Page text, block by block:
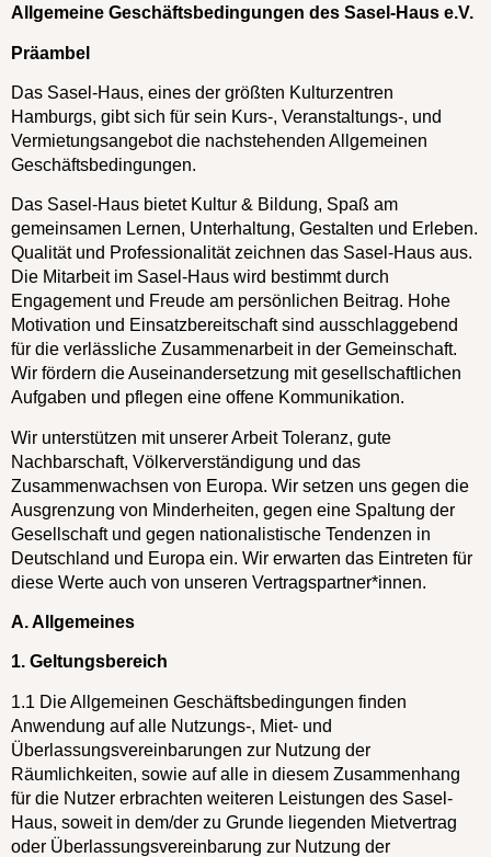
Allgemeine Geschäftsbedingungen des Sasel-Haus e.V.
Präambel
Das Sasel-Haus, eines der größten Kulturzentren
Hamburgs, gibt sich für sein Kurs-, Veranstaltungs-, und
Vermietungsangebot die nachstehenden Allgemeinen
Geschäftsbedingungen.
Das Sasel-Haus bietet Kultur & Bildung, Spaß am
gemeinsamen Lernen, Unterhaltung, Gestalten und Erleben.
Qualität und Professionalität zeichnen das Sasel-Haus aus.
Die Mitarbeit im Sasel-Haus wird bestimmt durch
Engagement und Freude am persönlichen Beitrag. Hohe
Motivation und Einsatzbereitschaft sind ausschlaggebend
für die verlässliche Zusammenarbeit in der Gemeinschaft.
Wir fördern die Auseinandersetzung mit gesellschaftlichen
Aufgaben und pflegen eine offene Kommunikation.
Wir unterstützen mit unserer Arbeit Toleranz, gute
Nachbarschaft, Völkerverständigung und das
Zusammenwachsen von Europa. Wir setzen uns gegen die
Ausgrenzung von Minderheiten, gegen eine Spaltung der
Gesellschaft und gegen nationalistische Tendenzen in
Deutschland und Europa ein. Wir erwarten das Eintreten für
diese Werte auch von unseren Vertragspartner*innen.
A. Allgemeines
1. Geltungsbereich
1.1 Die Allgemeinen Geschäftsbedingungen finden
Anwendung auf alle Nutzungs-, Miet- und
Überlassungsvereinbarungen zur Nutzung der
Räumlichkeiten, sowie auf alle in diesem Zusammenhang
für die Nutzer erbrachten weiteren Leistungen des Sasel-
Haus, soweit in dem/der zu Grunde liegenden Mietvertrag
oder Überlassungsvereinbarung zur Nutzung der